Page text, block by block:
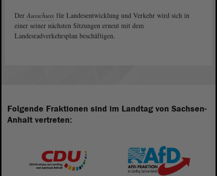
Der Ausschuss für Landesentwicklung und Verkehr wird sich in
einer seiner nächsten Sitzungen erneut mit dem
Landesradverkehrsplan beschäftigen.
Folgende Fraktionen sind im Landtag von Sachsen-
Anhalt vertreten: